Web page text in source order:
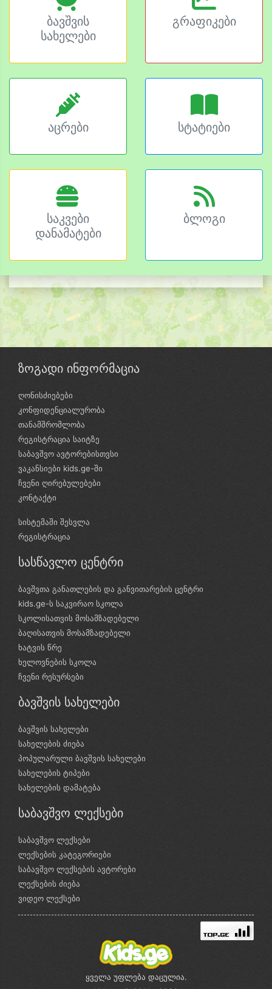
ბავშვის
სახელები
გრაფიკები
აცრები სტატიები
საკვები
დანამატები
ბლოგი
ზოგადი ინფორმაცია
ღონისძიებები
კონფიდენციალურობა
თანამშრომლობა
რეგისტრაცია საიტზე
საბავშვო ავტორებისთვსი
ვაკანსიები kids.ge-ში
ჩვენი ღირებულებები
კონტაქტი
სისტემაში შესვლა
რეგისტრაცია
სასწავლო ცენტრი
ბავშვთა განათლების და განვითარების ცენტრი
kids.ge-ს საკვირაო სკოლა
სკოლისათვის მოსამზადებელი
ბაღისათვის მოსამზადებელი
ხატვის წრე
ხელოვნების სკოლა
ჩვენი რესურსები
ბავშვის სახელები
ბავშვის სახელები
სახელების ძიება
პოპულარული ბავშვის სახელები
სახელების ტიპები
სახელების დამატება
საბავშვო ლექსები
საბავშვო ლექსები
ლექსების კატეგორიები
საბავშვო ლექსების ავტორები
ლექსების ძიება
ვიდეო ლექსები
ყველა უფლება დაცულია.